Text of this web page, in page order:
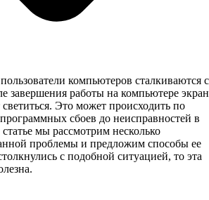
компьютеров сталкиваются с
завершения работы на компьютере экран
Это может происходить по
сбоев до неисправностей в
мы рассмотрим несколько
проблемы и предложим способы ее
с подобной ситуацией, то эта